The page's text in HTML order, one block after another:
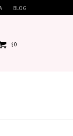
$0
BLOG